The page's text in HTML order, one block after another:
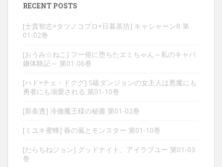
RECENT POSTS
[士貴智志×タツノコプロ×日暮茶坊] キャシャーンR 第
01-02巻
[おうみ☆ねこ] フー俗に堕ちたエミちゃん～私のキャバ
嬢体験記～ 第01-06巻
[ハド×チェ・ドクグ] S級ダンジョンの女主人は悪魔にも
勇者にも溺愛される 第01-10巻
[新条透] 冷徹魔王様の秘書 第01-02巻
[ミユキ蜜蜂] 春の嵐とモンスター 第01-10巻
[たらちねジョン] グッドナイト、アイラブユー 第01-03
巻